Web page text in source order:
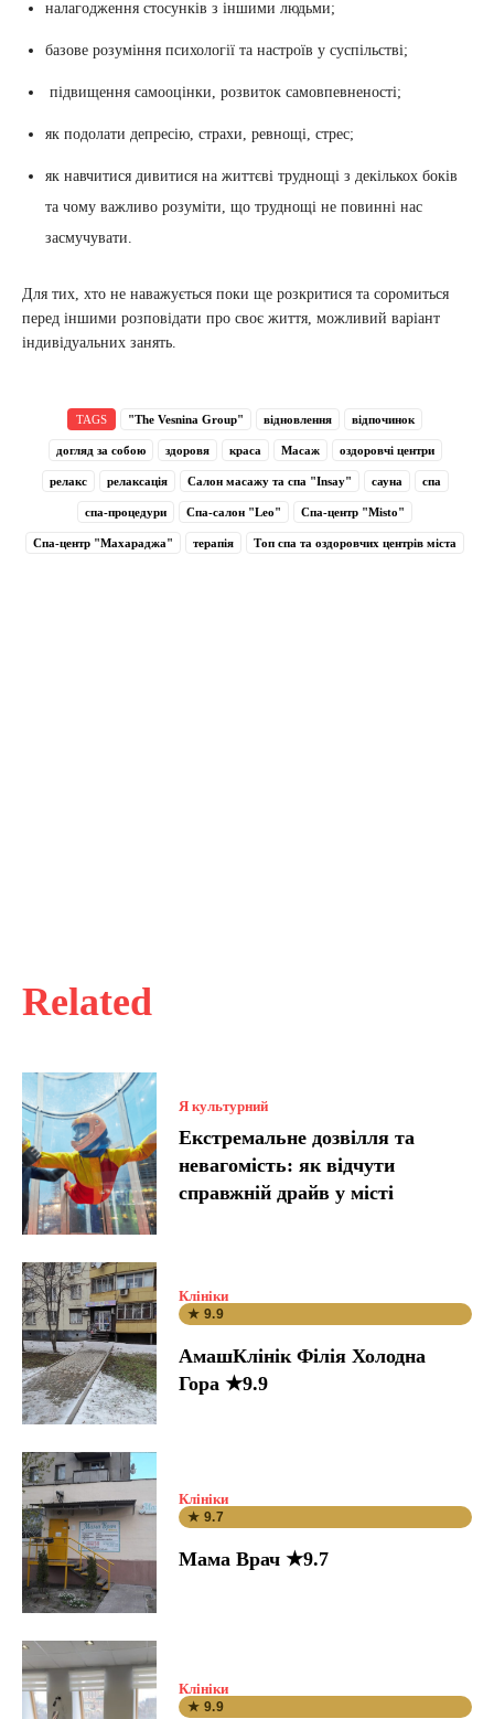
Related
Я культурний
Екстремальне дозвілля та
невагомість: як відчути
справжній драйв у місті
Клініки
★ 9.9
АмашКлінік Філія Холодна
Гора ★9.9
Клініки
★ 9.7
Мама Врач ★9.7
Клініки
★ 9.9
налагодження стосунків з іншими людьми;
базове розуміння психології та настроїв у суспільстві;
підвищення самооцінки, розвиток самовпевненості;
як подолати депресію, страхи, ревнощі, стрес;
як навчитися дивитися на життєві труднощі з декількох боків
та чому важливо розуміти, що труднощі не повинні нас
засмучувати.
Для тих, хто не наважується поки ще розкритися та соромиться
перед іншими розповідати про своє життя, можливий варіант
індивідуальних занять.
TAGS "The Vesnina Group" відновлення відпочинок
догляд за собою здоровя краса Масаж оздоровчі центри
релакс релаксація Салон масажу та спа "Insay" сауна спа
спа-процедури Спа-салон "Leo" Спа-центр "Misto"
Спа-центр "Махараджа" терапія Топ спа та оздоровчих центрів міста